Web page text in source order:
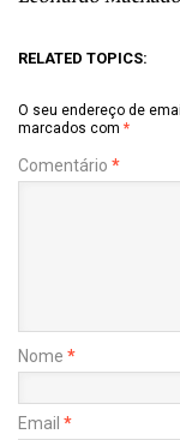
RELATED TOPICS:
O seu endereço de
marcados com *
Comentário *
Nome *
Email *